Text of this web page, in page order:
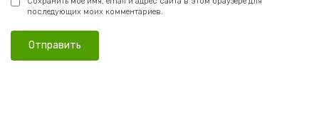
последующих моих комментариев.